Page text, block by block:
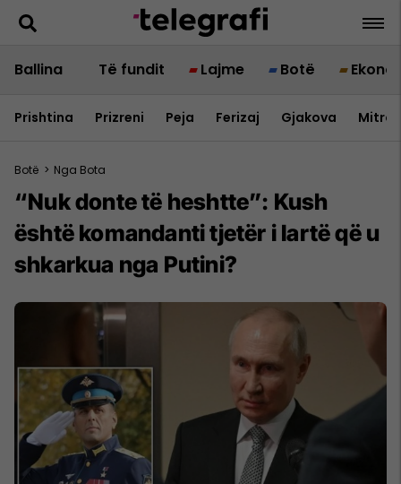
Ballina Të fundit Lajme Botë
Prishtina Prizreni Peja Ferizaj Gjakova
Botë > Nga Bota
“Nuk donte të heshtte”: Kush
është komandanti tjetër i lartë që u
shkarkua nga Putini?